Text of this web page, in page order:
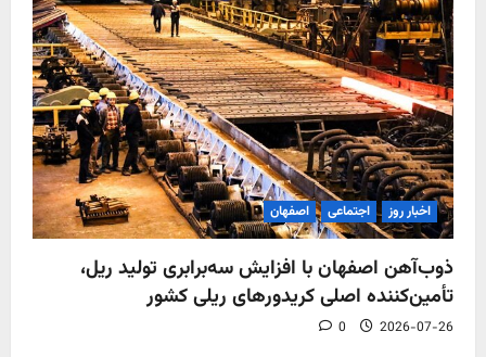
اخبار روز اجتماعی اصفهان
ذوب‌آهن اصفهان با افزایش سه‌برابری تولید ریل،
تأمین‌کننده اصلی کریدورهای ریلی کشور
2026-07-26